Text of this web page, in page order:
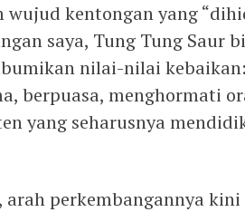
kentongan yang
saya, Tung Tung Saur
nilai-nilai
berpuasa, menghormati
yang seharusnya
arah perkembangannya